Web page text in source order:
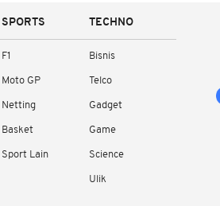
SPORTS
F1
Moto GP
Netting
Basket
Sport Lain
TECHNO
Bisnis
Telco
Gadget
Game
Science
Ulik